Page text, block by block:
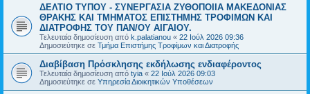
ΔΕΛΤΙΟ ΤΥΠΟΥ - ΣΥΝΕΡΓΑΣΙΑ ΖΥΘΟΠΟΙΙΑ ΜΑΚΕΔΟΝΙΑΣ
ΘΡΑΚΗΣ ΚΑΙ ΤΜΗΜΑΤΟΣ ΕΠΙΣΤΗΜΗΣ ΤΡΟΦΙΜΩΝ ΚΑΙ
ΔΙΑΤΡΟΦΗΣ ΤΟΥ ΠΑΝ/ΟΥ ΑΙΓΑΙΟΥ.
Τελευταία δημοσίευση από k.palatianou « 22 Ιούλ 2026 09:36
Δημοσιεύτηκε σε Τμήμα Επιστήμης Τροφίμων και Διατροφής
Διαβίβαση Πρόσκλησης εκδήλωσης ενδιαφέροντος
Τελευταία δημοσίευση από tyia « 22 Ιούλ 2026 09:03
Δημοσιεύτηκε σε Υπηρεσία Διοικητικών Υποθέσεων